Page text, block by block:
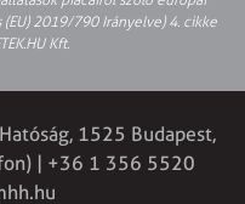
(EU) 2019/790 Irányelve) 4. cikke
Kft.
1525 Budapest,
| +36 1 356 5520